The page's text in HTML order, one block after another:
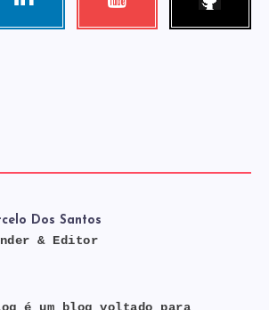
Dos Santos
& Editor